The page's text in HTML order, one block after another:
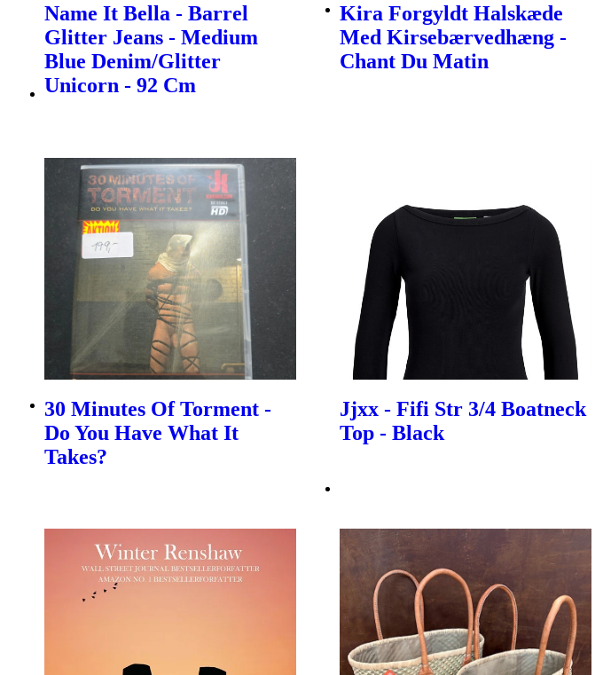
Name It Bella - Barrel
Glitter Jeans - Medium
Blue Denim/Glitter
Unicorn - 92 Cm
Kira Forgyldt Halskæde
Med Kirsebærvedhæng -
Chant Du Matin
30 Minutes Of Torment -
Do You Have What It
Takes?
Jjxx - Fifi Str 3/4 Boatneck
Top - Black